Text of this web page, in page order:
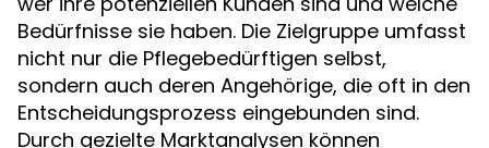
Bedürfnisse sie haben. Die Zielgruppe umfasst
nicht nur die Pflegebedürftigen selbst,
sondern auch deren Angehörige, die oft in den
Entscheidungsprozess eingebunden sind.
Durch gezielte Marktanalysen können